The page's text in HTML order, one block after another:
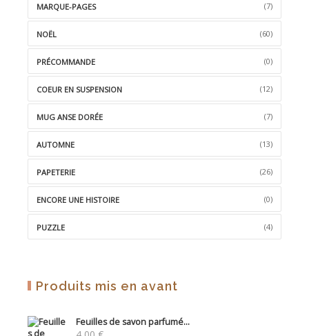
MARQUE-PAGES (7)
NOËL (60)
PRÉCOMMANDE (0)
COEUR EN SUSPENSION (12)
MUG ANSE DORÉE (7)
AUTOMNE (13)
PAPETERIE (26)
ENCORE UNE HISTOIRE (0)
PUZZLE (4)
Produits mis en avant
Feuilles de savon parfumé...